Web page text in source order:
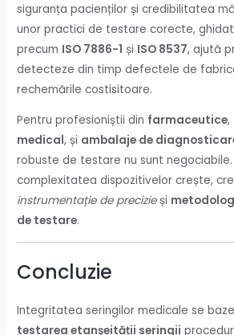
siguranța pacienților și credibilitatea
unor practici de testare corecte,
precum ISO 7886-1 și ISO 8537, ajută
detecteze din timp defectele de
rechemările costisitoare.
Pentru profesioniștii din farmaceutice,
medical, și ambalaje de
robuste de testare nu sunt negociabile.
complexitatea dispozitivelor crește,
instrumentație de precizieși
de testare.
Concluzie
Integritatea seringilor medicale se
testarea etanșeității seringii